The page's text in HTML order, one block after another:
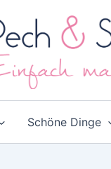
Schöne Dinge